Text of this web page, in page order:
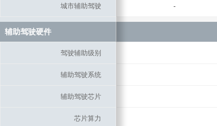
城市辅助驾驶 -
辅助驾驶硬件
驾驶辅助级别
辅助驾驶系统
辅助驾驶芯片
芯片算力
城市辅助驾驶
辅助驾驶硬件
驾驶辅助级别
辅助驾驶系统
辅助驾驶芯片
芯片算力